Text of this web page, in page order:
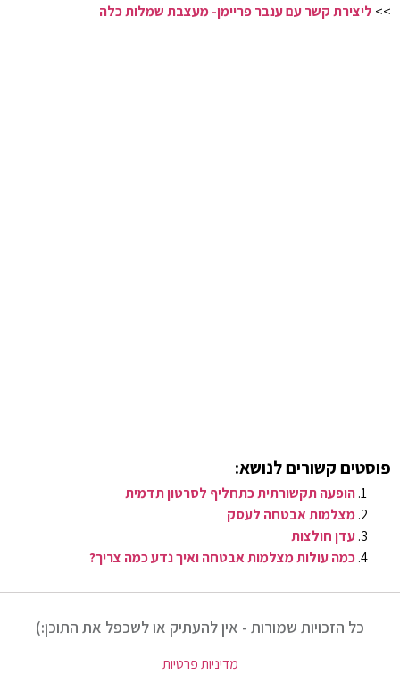
>> ליצירת קשר עם ענבר פריימן- מעצבת שמלות כלה
פוסטים קשורים לנושא:
הופעה תקשורתית כתחליף לסרטון תדמית
מצלמות אבטחה לעסק
עדן חולצות
כמה עולות מצלמות אבטחה ואיך נדע כמה צריך?
כל הזכויות שמורות - אין להעתיק או לשכפל את התוכן:)
מדיניות פרטיות